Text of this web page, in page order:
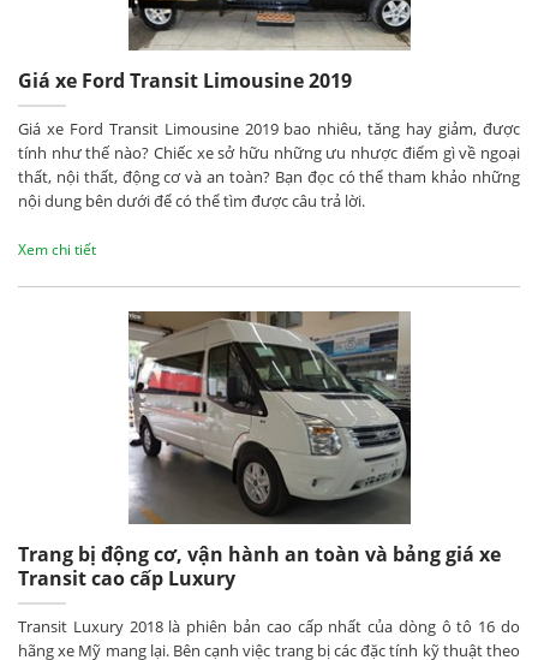
Giá xe Ford Transit Limousine 2019
Giá xe Ford Transit Limousine 2019 bao nhiêu, tăng hay giảm, được
tính như thế nào? Chiếc xe sở hữu những ưu nhược điểm gì về ngoại
thất, nội thất, động cơ và an toàn? Bạn đọc có thể tham khảo những
nội dung bên dưới để có thể tìm được câu trả lời.
Xem chi tiết
Trang bị động cơ, vận hành an toàn và bảng giá xe
Transit cao cấp Luxury
Transit Luxury 2018 là phiên bản cao cấp nhất của dòng ô tô 16 do
hãng xe Mỹ mang lại. Bên cạnh việc trang bị các đặc tính kỹ thuật theo